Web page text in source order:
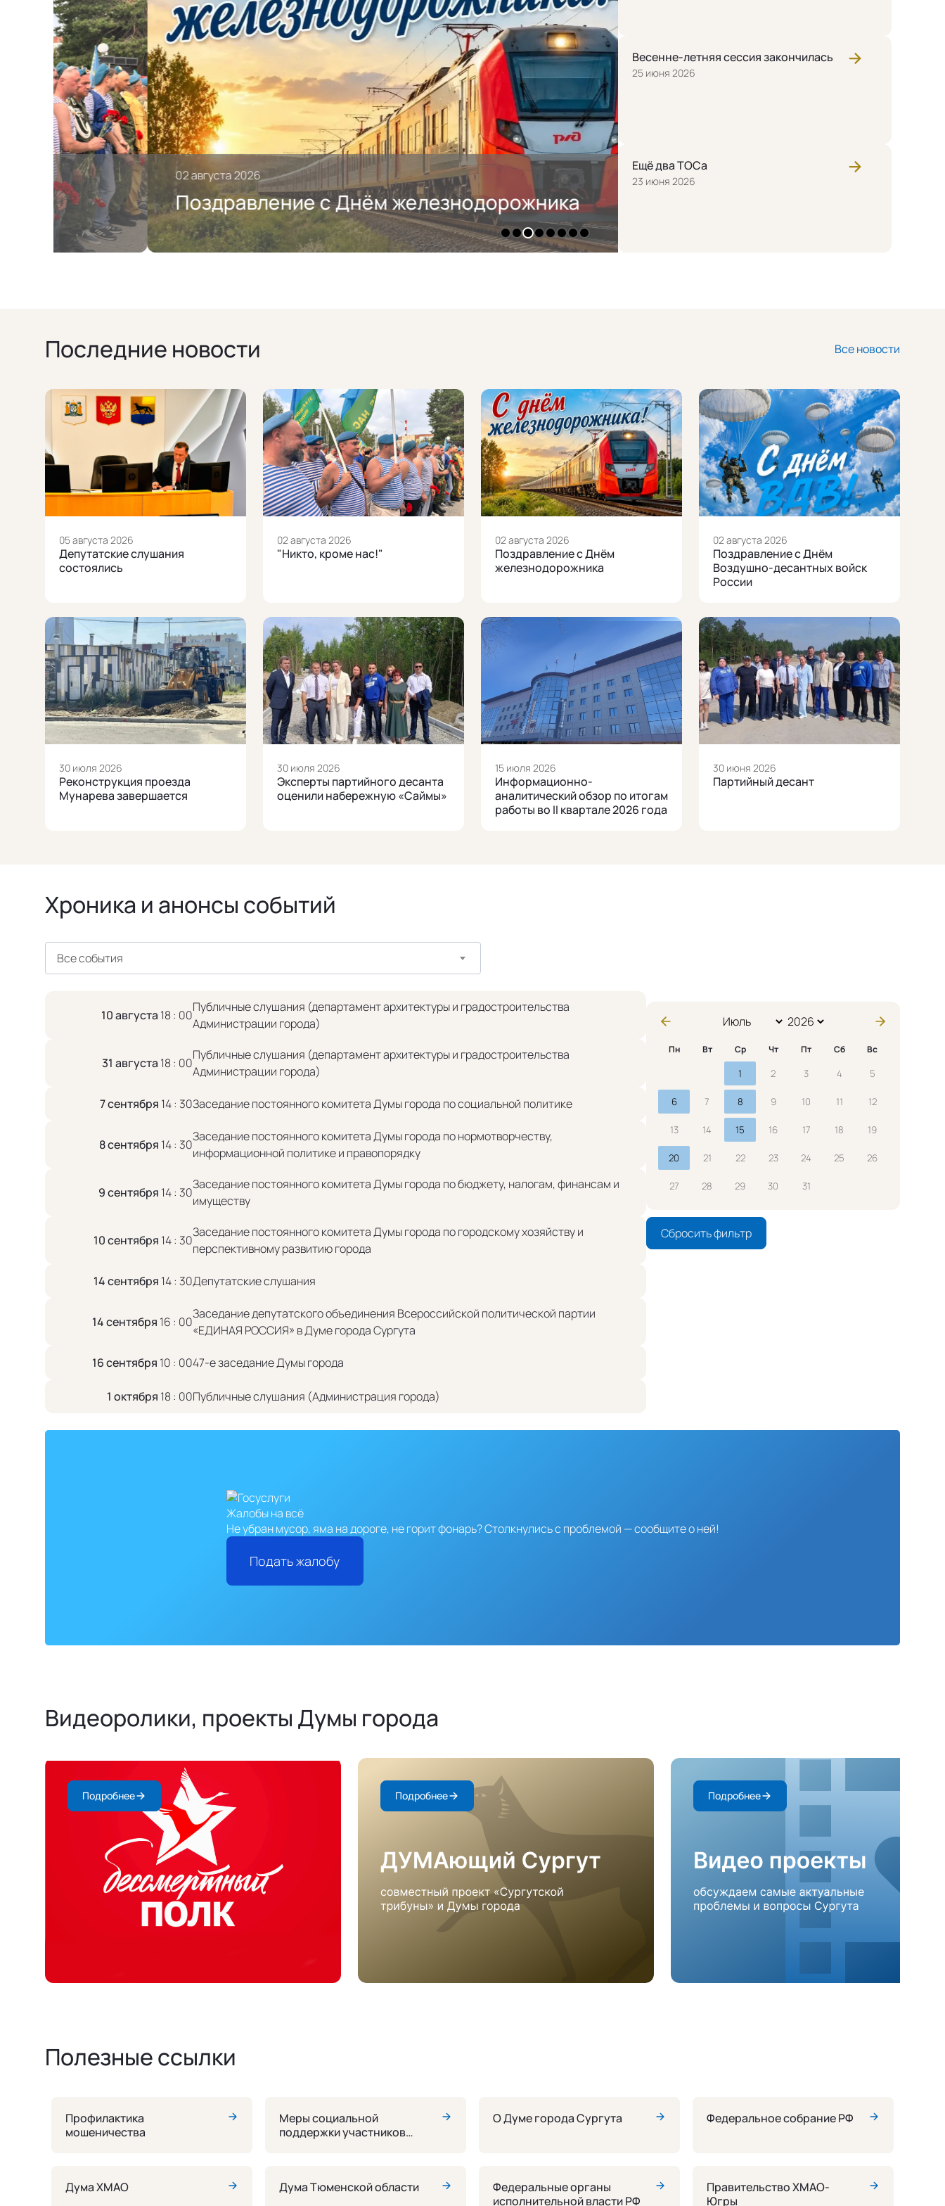
02 августа 2026
Поздравление с Днём железнодорожника
Поздравление с Днём
1 2 3 4 5 6 7 8
Весенне-летняя сессия закончилась
25 июня 2026
Ещё два ТОСа
23 июня 2026
Последние новости Все новости
05 августа 2026
Депутатские слушания
состоялись
02 августа 2026
"Никто, кроме нас!"
02 августа 2026
Поздравление с Днём
железнодорожника
02 августа 2026
Поздравление с Днём
Воздушно-десантных войск
России
30 июля 2026
Реконструкция проезда
Мунарева завершается
30 июля 2026
Эксперты партийного десанта
оценили набережную «Саймы»
15 июля 2026
Информационно-
аналитический обзор по итогам
работы во II квартале 2026 года
30 июня 2026
Партийный десант
Хроника и анонсы событий
Все события
10 августа 18 : 00
Публичные слушания (департамент архитектуры и градостроительства
Администрации города)
31 августа 18 : 00
Публичные слушания (департамент архитектуры и градостроительства
Администрации города)
7 сентября 14 : 30Заседание постоянного комитета Думы города по социальной политике
8 сентября 14 : 30
Заседание постоянного комитета Думы города по нормотворчеству,
информационной политике и правопорядку
9 сентября 14 : 30
Заседание постоянного комитета Думы города по бюджету, налогам, финансам и
имуществу
10 сентября 14 : 30
Заседание постоянного комитета Думы города по городскому хозяйству и
перспективному развитию города
14 сентября 14 : 30Депутатские слушания
14 сентября 16 : 00
Заседание депутатского объединения Всероссийской политической партии
«ЕДИНАЯ РОССИЯ» в Думе города Сургута
16 сентября 10 : 0047-е заседание Думы города
1 октября 18 : 00Публичные слушания (Администрация города)
Пн Вт Ср Чт Пт Сб Вс
1 2 3 4 5
6 7 8 9 10 11 12
13 14 15 16 17 18 19
20 21 22 23 24 25 26
27 28 29 30 31
Сбросить фильтр
Жалобы на всё
Не убран мусор, яма на дороге, не горит фонарь?Столкнулись с проблемой — сообщите о ней!
Подать жалобу
Видеоролики, проекты Думы города
Подробнее Подробнее Подробнее
Полезные ссылки
Профилактика
мошеничества
Меры социальной
поддержки участников
О Думе города Сургута Федеральное собрание РФ
Дума ХМАО Дума Тюменской области
Федеральные органы
исполнительной власти РФ
Правительство ХМАО-
Югры